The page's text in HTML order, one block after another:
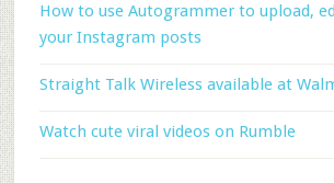
How to use Autogrammer to upload,
your Instagram posts
Straight Talk Wireless available at
Watch cute viral videos on Rumble